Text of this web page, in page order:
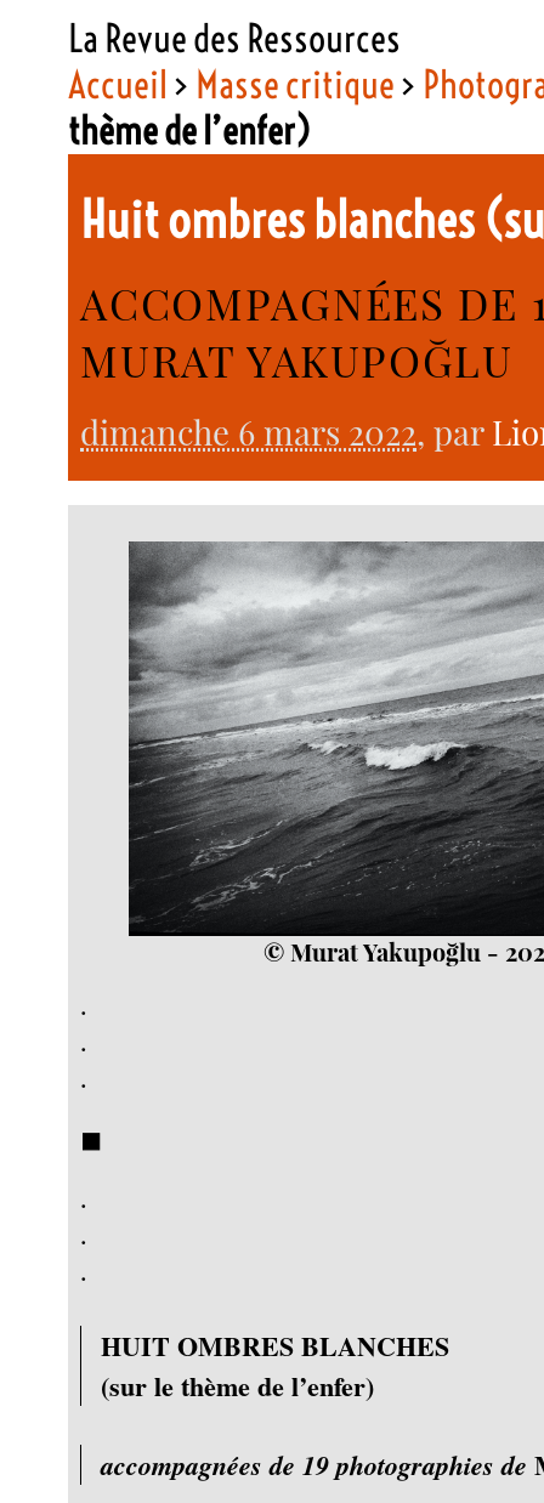
La Revue des Ressources
Accueil > Masse critique>
thème de l’enfer)
Huit ombres blanches
ACCOMPAGNÉES DE
MURAT YAKUPOĞLU
dimanche 6 mars 2022, par
© Murat Yakupoğlu -
.
.
.
◼︎
.
.
.
HUIT OMBRES BLANCHES
(sur le thème de l’enfer)
accompagnées de 19 photographies de